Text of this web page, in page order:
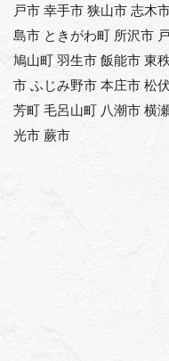
戸市 幸手市 狭山市 志木
島市 ときがわ町 所沢市
鳩山町 羽生市 飯能市 東
市 ふじみ野市 本庄市 松
芳町 毛呂山町 八潮市 横
光市 蕨市